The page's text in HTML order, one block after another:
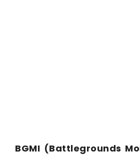
BGMI (Battlegrounds